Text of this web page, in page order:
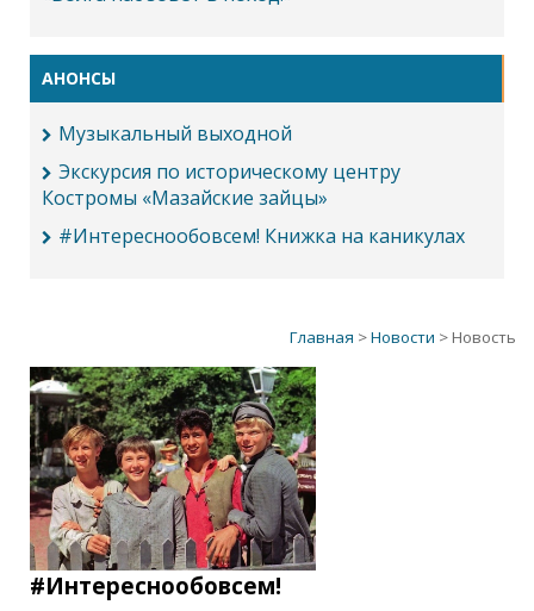
АНОНСЫ
Музыкальный выходной
Экскурсия по историческому центру
Костромы «Мазайские зайцы»
#Интереснообовсем! Книжка на каникулах
Главная >Новости > Новость
#Интереснообовсем!